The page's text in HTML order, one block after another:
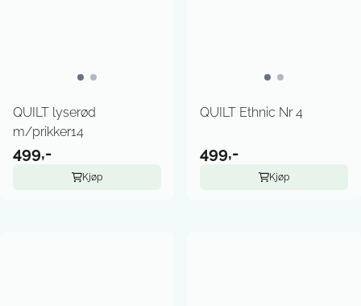
QUILT lyserød
m/prikker14
499,-
Kjøp
QUILT Ethnic Nr 4
499,-
Kjøp